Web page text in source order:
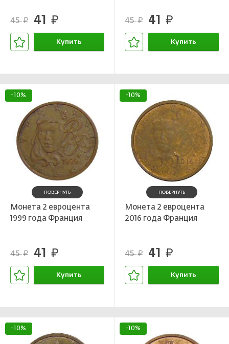
45руб. 41 руб.
Купить
45руб. 41 руб.
Купить
-10%
ПОВЕРНУТЬ
Монета 2 евроцента
1999 года Франция
45руб. 41 руб.
Купить
-10%
ПОВЕРНУТЬ
Монета 2 евроцента
2016 года Франция
45руб. 41 руб.
Купить
-10% -10%